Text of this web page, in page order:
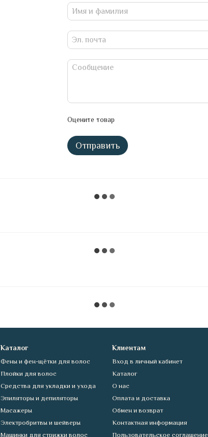
Оцените товар
Отправить
Каталог
Фены и фен-щётки для волос
Плойки для волос
Средства для укладки и ухода
Эпиляторы и депиляторы
Масажеры
Электробритвы и шейверы
Машинки для стрижки волос
Клиентам
Вход в личный кабинет
Каталог
О нас
Оплата и доставка
Обмен и возврат
Контактная информация
Пользовательское соглашение